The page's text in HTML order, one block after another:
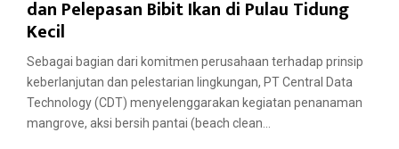
dan Pelepasan Bibit Ikan di Pulau Tidung
Kecil
Sebagai bagian dari komitmen perusahaan terhadap prinsip
keberlanjutan dan pelestarian lingkungan, PT Central Data
Technology (CDT) menyelenggarakan kegiatan penanaman
mangrove, aksi bersih pantai (beach clean...